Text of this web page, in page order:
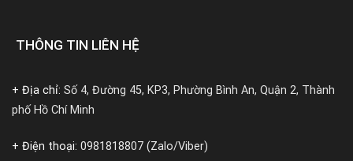
THÔNG TIN LIÊN HỆ
+ Địa chỉ: Số 4, Đường 45, KP3, Phường Bình An, Quận 2, Thành
phố Hồ Chí Minh
+ Điện thoại: 0981818807 (Zalo/Viber)